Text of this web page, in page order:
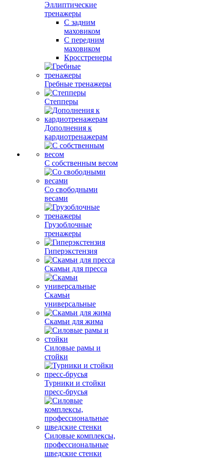
Эллиптические
тренажеры
С задним
маховиком
С передним
маховиком
Кросстренеры
Гребные тренажеры
Степперы
Дополнения к
кардиотренажерам
С собственным весом
Со свободными
весами
Грузоблочные
тренажеры
Гиперэкстензия
Скамьи для пресса
Скамьи
универсальные
Скамьи для жима
Силовые рамы и
стойки
Турники и стойки
пресс-брусья
Силовые комплексы,
профессиональные
шведские стенки